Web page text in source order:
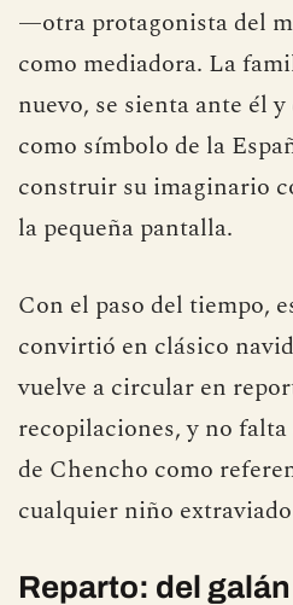
—otra protagonista del
como mediadora. La
nuevo, se sienta ante él
como símbolo de la
construir su imaginario
la pequeña pantalla.
Con el paso del tiempo,
convirtió en clásico
vuelve a circular en
recopilaciones, y no
de Chencho como
cualquier niño
Reparto: del